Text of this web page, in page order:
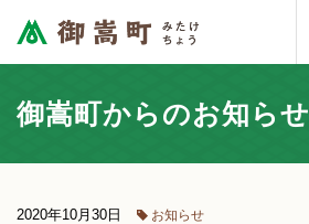
御嵩町からのお知らせ
2020年10月30日 お知らせ